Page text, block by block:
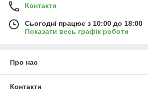
Контакти
Сьогодні працює з 10:00 до 18:00
Показати весь графік роботи
Про нас
Контакти